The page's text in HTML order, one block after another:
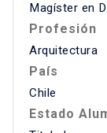
Magíster en
Profesión
Arquitectura
País
Chile
Estado